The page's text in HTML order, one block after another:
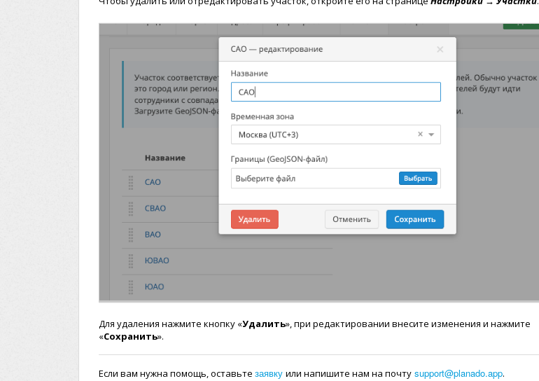
Для удаления нажмите кнопку «Удалить», при редактировании внесите изменения и нажмите
«Сохранить».
Если вам нужна помощь, оставьте заявку или напишите нам на почту support@planado.app.